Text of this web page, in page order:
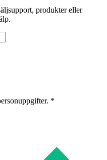
produkter eller
*